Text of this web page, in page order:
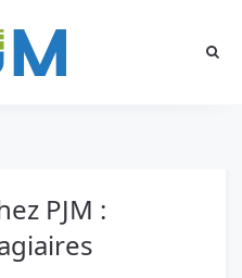
PJM :